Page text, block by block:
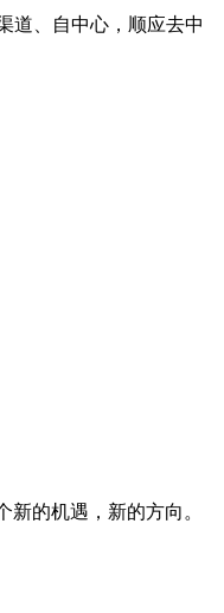
道、自中心，顺应去中
的机遇，新的方向。